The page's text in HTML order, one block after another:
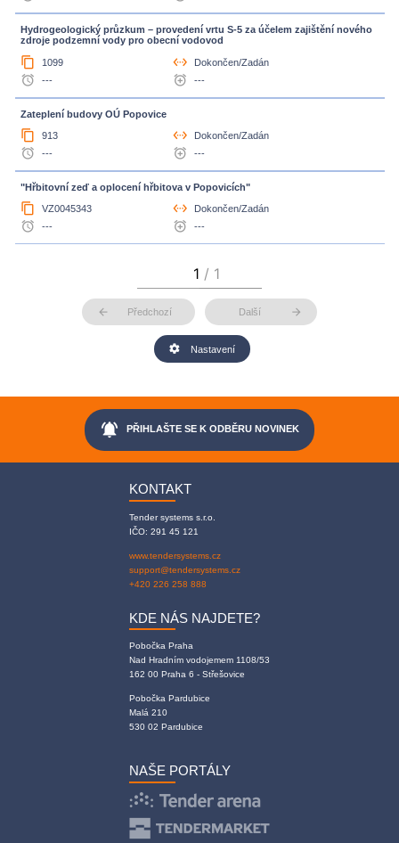
Hydrogeologický průzkum – provedení vrtu S-5 za účelem zajištění nového
zdroje podzemní vody pro obecní vodovod
content_copy 1099 settings_ethernet Dokončen/Zadán
access_alarm --- alarm_add ---
Zateplení budovy OÚ Popovice
content_copy 913 settings_ethernet Dokončen/Zadán
access_alarm --- alarm_add ---
"Hřbitovní zeď a oplocení hřbitova v Popovicích"
content_copy VZ0045343 settings_ethernet Dokončen/Zadán
access_alarm --- alarm_add ---
arrow_back Předchozí Další arrow_forward
settings Nastavení
notifications_active PŘIHLAŠTE SE K ODBĚRU NOVINEK
KONTAKT
Tender systems s.r.o.
IČO: 291 45 121
www.tendersystems.cz
support@tendersystems.cz
+420 226 258 888
KDE NÁS NAJDETE?
Pobočka Praha
Nad Hradním vodojemem 1108/53
162 00 Praha 6 - Střešovice
Pobočka Pardubice
Malá 210
530 02 Pardubice
NAŠE PORTÁLY